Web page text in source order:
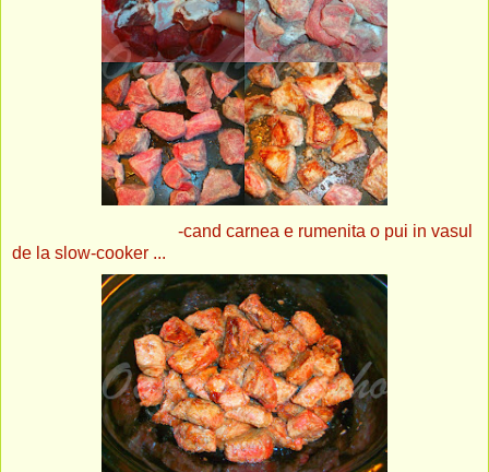
-cand carnea e rumenita o pui in vasul
de la slow-cooker ...